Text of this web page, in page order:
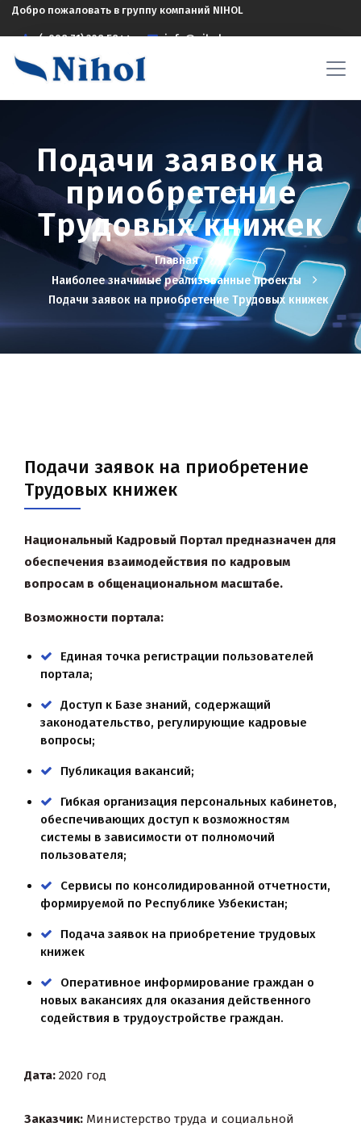
Добро пожаловать в группу компаний NIHOL
(+998 71) 208 5844 info@nihol.uz
Подачи заявок на
приобретение
Трудовых книжек
Главная
Наиболее значимые реализованные проекты
Подачи заявок на приобретение Трудовых книжек
Подачи заявок на приобретение
Трудовых книжек
Национальный Кадровый Портал предназначен для
обеспечения взаимодействия по кадровым
вопросам в общенациональном масштабе.
Возможности портала:
Единая точка регистрации пользователей
портала;
Доступ к Базе знаний, содержащий
законодательство, регулирующие кадровые
вопросы;
Публикация вакансий;
Гибкая организация персональных кабинетов,
обеспечивающих доступ к возможностям
системы в зависимости от полномочий
пользователя;
Сервисы по консолидированной отчетности,
формируемой по Республике Узбекистан;
Подача заявок на приобретение трудовых
книжек
Оперативное информирование граждан о
новых вакансиях для оказания действенного
содействия в трудоустройстве граждан.
Дата: 2020 год
Заказчик: Министерство труда и социальной